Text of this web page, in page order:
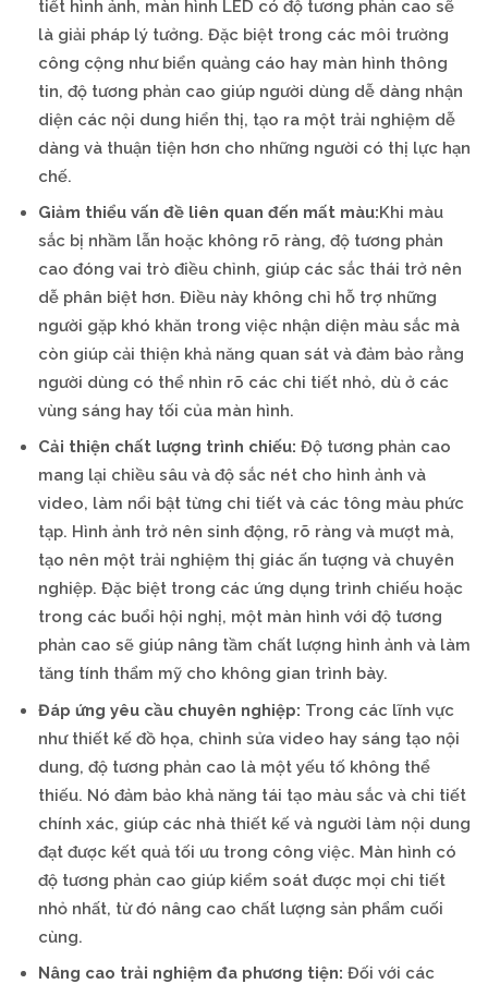
tiết hình ảnh, màn hình LED có độ tương phản cao sẽ
là giải pháp lý tưởng. Đặc biệt trong các môi trường
công cộng như biển quảng cáo hay màn hình thông
tin, độ tương phản cao giúp người dùng dễ dàng nhận
diện các nội dung hiển thị, tạo ra một trải nghiệm dễ
dàng và thuận tiện hơn cho những người có thị lực hạn
chế.
Giảm thiểu vấn đề liên quan đến mất màu:Khi màu
sắc bị nhầm lẫn hoặc không rõ ràng, độ tương phản
cao đóng vai trò điều chỉnh, giúp các sắc thái trở nên
dễ phân biệt hơn. Điều này không chỉ hỗ trợ những
người gặp khó khăn trong việc nhận diện màu sắc mà
còn giúp cải thiện khả năng quan sát và đảm bảo rằng
người dùng có thể nhìn rõ các chi tiết nhỏ, dù ở các
vùng sáng hay tối của màn hình.
Cải thiện chất lượng trình chiếu: Độ tương phản cao
mang lại chiều sâu và độ sắc nét cho hình ảnh và
video, làm nổi bật từng chi tiết và các tông màu phức
tạp. Hình ảnh trở nên sinh động, rõ ràng và mượt mà,
tạo nên một trải nghiệm thị giác ấn tượng và chuyên
nghiệp. Đặc biệt trong các ứng dụng trình chiếu hoặc
trong các buổi hội nghị, một màn hình với độ tương
phản cao sẽ giúp nâng tầm chất lượng hình ảnh và làm
tăng tính thẩm mỹ cho không gian trình bày.
Đáp ứng yêu cầu chuyên nghiệp: Trong các lĩnh vực
như thiết kế đồ họa, chỉnh sửa video hay sáng tạo nội
dung, độ tương phản cao là một yếu tố không thể
thiếu. Nó đảm bảo khả năng tái tạo màu sắc và chi tiết
chính xác, giúp các nhà thiết kế và người làm nội dung
đạt được kết quả tối ưu trong công việc. Màn hình có
độ tương phản cao giúp kiểm soát được mọi chi tiết
nhỏ nhất, từ đó nâng cao chất lượng sản phẩm cuối
cùng.
Nâng cao trải nghiệm đa phương tiện: Đối với các